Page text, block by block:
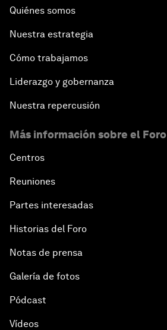
Quiénes somos
Nuestra estrategia
Cómo trabajamos
Liderazgo y gobernanza
Nuestra repercusión
Más información sobre el Foro
Centros
Reuniones
Partes interesadas
Historias del Foro
Notas de prensa
Galería de fotos
Pódcast
Vídeos